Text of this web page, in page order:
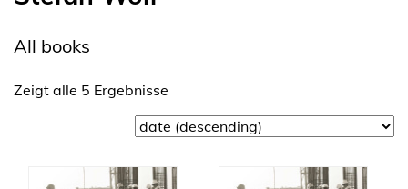
All books
Zeigt alle 5 Ergebnisse